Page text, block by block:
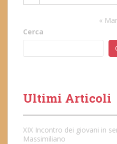
« Mar
Cerca
Ultimi Articoli
XIX Incontro dei giovani in
Massimiliano